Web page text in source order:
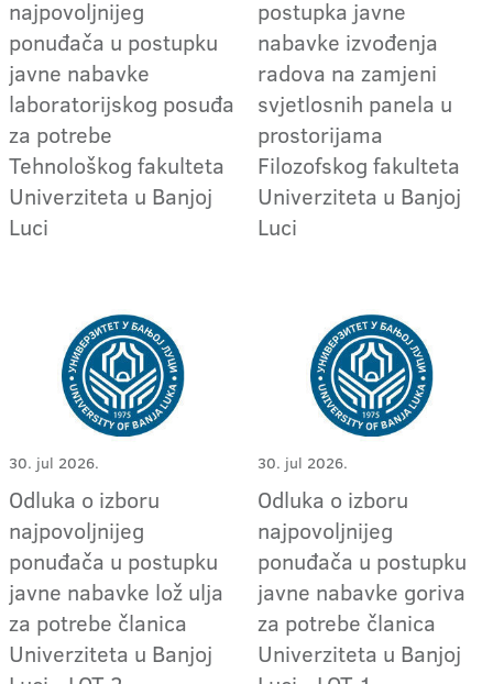
najpovoljnijeg
ponuđača u postupku
javne nabavke
laboratorijskog posuđa
za potrebe
Tehnološkog fakulteta
Univerziteta u Banjoj
Luci
postupka javne
nabavke izvođenja
radova na zamjeni
svjetlosnih panela u
prostorijama
Filozofskog fakulteta
Univerziteta u Banjoj
Luci
30. jul 2026.
Odluka o izboru
najpovoljnijeg
ponuđača u postupku
javne nabavke lož ulja
za potrebe članica
Univerziteta u Banjoj
30. jul 2026.
Odluka o izboru
najpovoljnijeg
ponuđača u postupku
javne nabavke goriva
za potrebe članica
Univerziteta u Banjoj